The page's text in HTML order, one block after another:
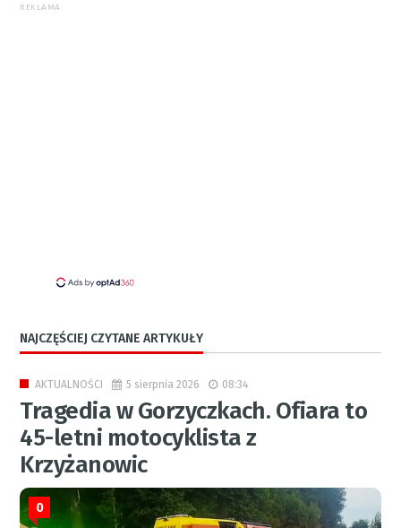
REKLAMA
NAJCZĘŚCIEJ CZYTANE ARTYKUŁY
AKTUALNOŚCI 5 sierpnia 2026 08:34
Tragedia w Gorzyczkach. Ofiara to
45-letni motocyklista z
Krzyżanowic
0